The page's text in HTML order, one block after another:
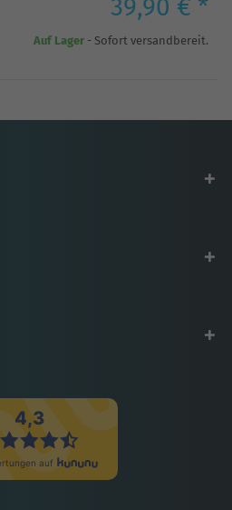
39,90 € *
Auf Lager - Sofort versandbereit.